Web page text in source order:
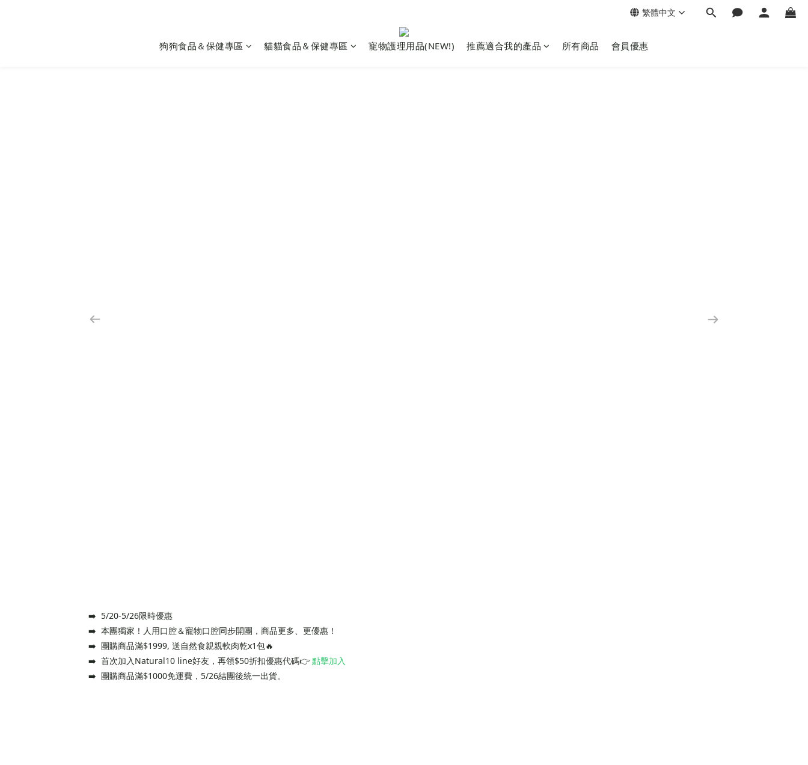
繁體中文
狗狗食品＆保健專區 貓貓食品＆保健專區 寵物護理用品(NEW!) 推薦適合我的產品 所有商品 會員優惠
➡️ 5/20-5/26限時優惠
➡️ 本團獨家！人用口腔＆寵物口腔同步開團，商品更多、更優惠！
➡️ 團購商品滿$1999, 送自然食親親軟肉乾x1包🔥
➡️ 首次加入Natural10 line好友，再領$50折扣優惠代碼👉 點擊加入
➡️ 團購商品滿$1000免運費，5/26結團後統一出貨。